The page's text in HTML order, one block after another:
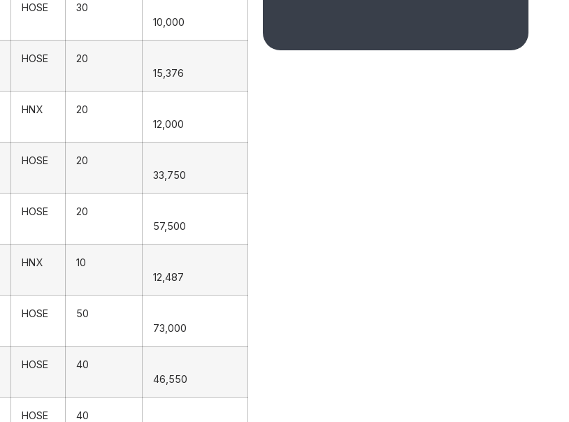
HOSE
30
10,000
HOSE
20
15,376
HNX
20
12,000
HOSE
20
33,750
HOSE
20
57,500
HNX
10
12,487
HOSE
50
73,000
HOSE
40
46,550
HOSE
40